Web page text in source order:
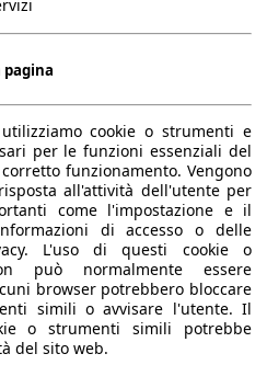
1300 kg
6
responsabilità per la correttezza
pagina
cookie o strumenti e
per le funzioni essenziali del
funzionamento. Vengono
all'attività dell'utente per
come l'impostazione e il
di accesso o delle
L'uso di questi cookie o
può normalmente essere
browser potrebbero bloccare
simili o avvisare l'utente. Il
o strumenti simili potrebbe
del sito web.